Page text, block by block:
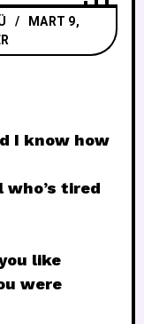
MART 9,
I know how
tired
like
were